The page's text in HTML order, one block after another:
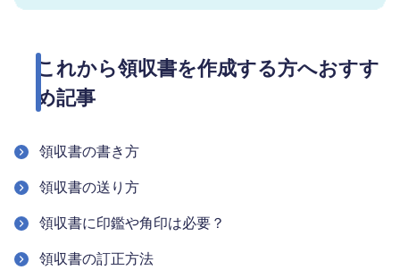
これから領収書を作成する方へおすす
め記事
領収書の書き方
領収書の送り方
領収書に印鑑や角印は必要？
領収書の訂正方法